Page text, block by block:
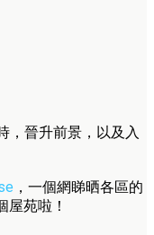
，晉升前景，以及入
，一個網睇晒各區的
屋苑啦！